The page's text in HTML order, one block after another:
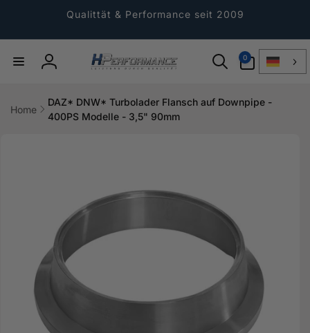
Qualittät & Performance seit 2009
Einloggen
0
Artikel
Home
DAZ* DNW* Turbolader Flansch auf Downpipe -
400PS Modelle - 3,5" 90mm